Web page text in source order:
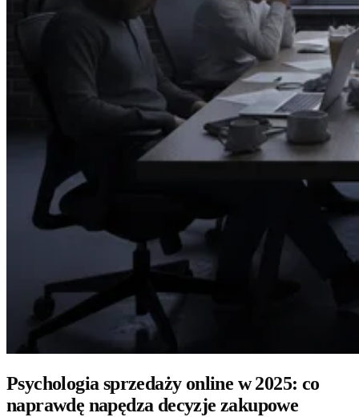
Psychologia sprzedaży online w 2025: co
naprawdę napędza decyzje zakupowe